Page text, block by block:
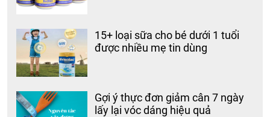
15+ loại sữa cho bé dưới 1 tuổi
được nhiều mẹ tin dùng
Gợi ý thực đơn giảm cân 7 ngày
lấy lại vóc dáng hiệu quả